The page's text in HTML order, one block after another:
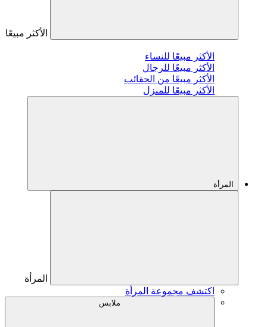
الأكثر مبيعًا
الأكثر مبيعًا للنساء
الأكثر مبيعًا للرجال
الأكثر مبيعًا من الحقائب
الأكثر مبيعًا للمنزل
المرأة
المرأة
اكتشف مجموعة المرأة
ملابس